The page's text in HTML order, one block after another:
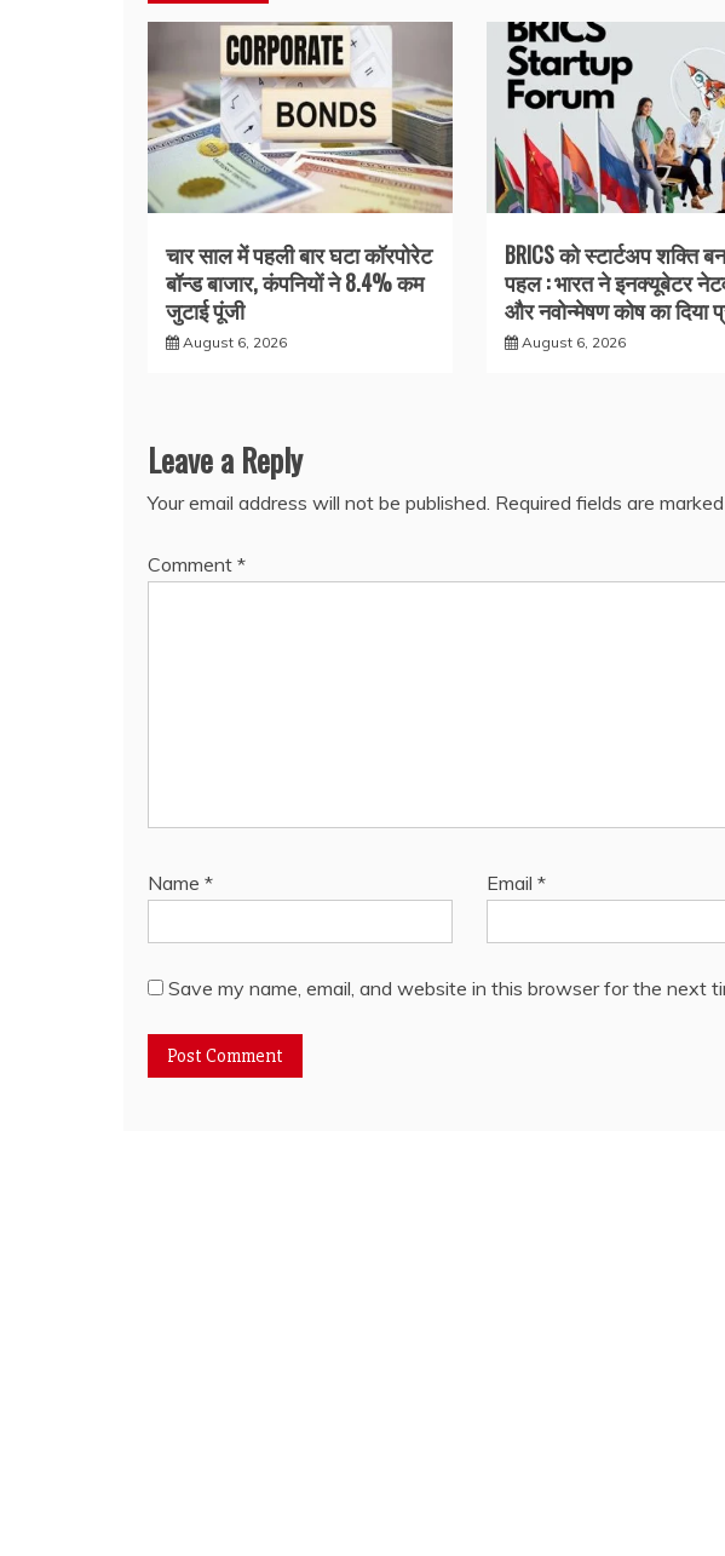
चार साल में पहली बार घटा कॉरपोरेट
बॉन्ड बाजार, कंपनियों ने 8.4% कम
जुटाई पूंजी
August 6, 2026
BRICS को स्टार्टअप शक्ति
पहल : भारत ने इनक्यूबेटर
और नवोन्मेषण कोष का दिया
August 6, 2026
Leave a Reply
Your email address will not be published. Required fields are marked
Comment *
Name * Email *
Save my name, email, and website in this browser for the next